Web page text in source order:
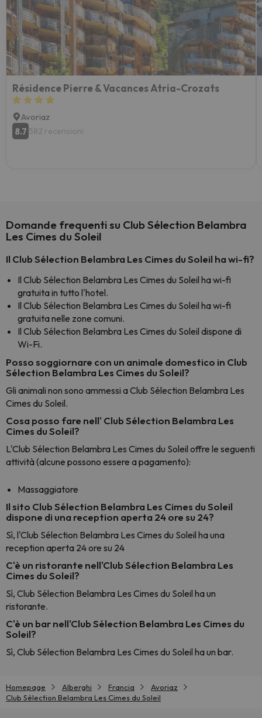
Résidence Pierre & Vacances Atria-Crozats
Avoriaz
8.7 582 recensioni
Domande frequenti su Club Sélection Belambra
Les Cimes du Soleil
Il Club Sélection Belambra Les Cimes du Soleil ha wi-fi?
Il Club Sélection Belambra Les Cimes du Soleil ha wi-fi
gratuita in tutto l'hotel.
Il Club Sélection Belambra Les Cimes du Soleil ha wi-fi
gratuita nelle zone comuni.
Il Club Sélection Belambra Les Cimes du Soleil dispone di
Wi-Fi.
Posso soggiornare con un animale domestico in Club
Sélection Belambra Les Cimes du Soleil?
Gli animali non sono ammessi a Club Sélection Belambra Les
Cimes du Soleil.
Cosa posso fare nell' Club Sélection Belambra Les
Cimes du Soleil?
L'Club Sélection Belambra Les Cimes du Soleil offre le seguenti
attività (alcune possono essere a pagamento):
Massaggiatore
Il sito Club Sélection Belambra Les Cimes du Soleil
dispone di una reception aperta 24 ore su 24?
Sì, l'Club Sélection Belambra Les Cimes du Soleil ha una
reception aperta 24 ore su 24
C'è un ristorante nell'Club Sélection Belambra Les
Cimes du Soleil?
Sì, Club Sélection Belambra Les Cimes du Soleil ha un
ristorante.
C'è un bar nell'Club Sélection Belambra Les Cimes du
Soleil?
Sì, Club Sélection Belambra Les Cimes du Soleil ha un bar.
Homepage Alberghi Francia
Avoriaz
Club Sélection Belambra Les Cimes du Soleil